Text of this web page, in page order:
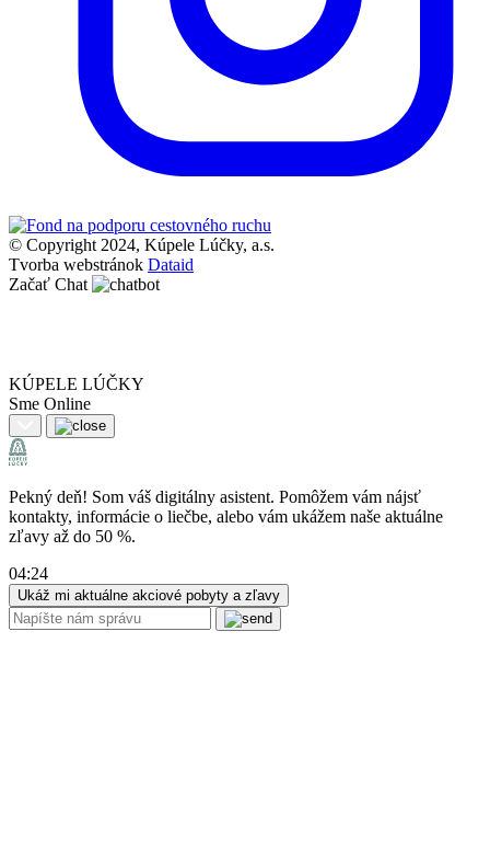
© Copyright 2024, Kúpele Lúčky, a.s.
Tvorba webstránok Dataid
Začať Chat
KÚPELE LÚČKY
Sme Online
Pekný deň! Som váš digitálny asistent. Pomôžem vám nájsť
kontakty, informácie o liečbe, alebo vám ukážem naše aktuálne
zľavy až do 50 %.
04:24
Ukáž mi aktuálne akciové pobyty a zľavy